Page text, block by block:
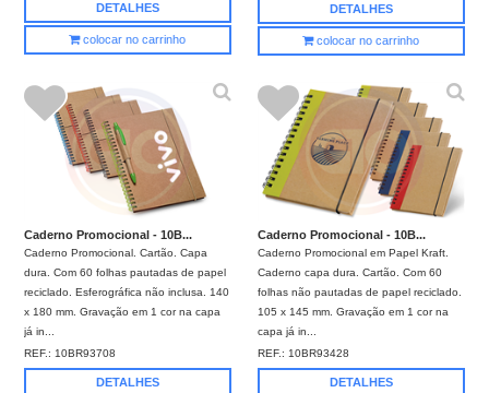
DETALHES
colocar no carrinho
DETALHES
colocar no carrinho
Caderno Promocional - 10B...
Caderno Promocional. Cartão. Capa
dura. Com 60 folhas pautadas de papel
reciclado. Esferográfica não inclusa. 140
x 180 mm. Gravação em 1 cor na capa
já in...
REF.: 10BR93708
DETALHES
Caderno Promocional - 10B...
Caderno Promocional em Papel Kraft.
Caderno capa dura. Cartão. Com 60
folhas não pautadas de papel reciclado.
105 x 145 mm. Gravação em 1 cor na
capa já in...
REF.: 10BR93428
DETALHES